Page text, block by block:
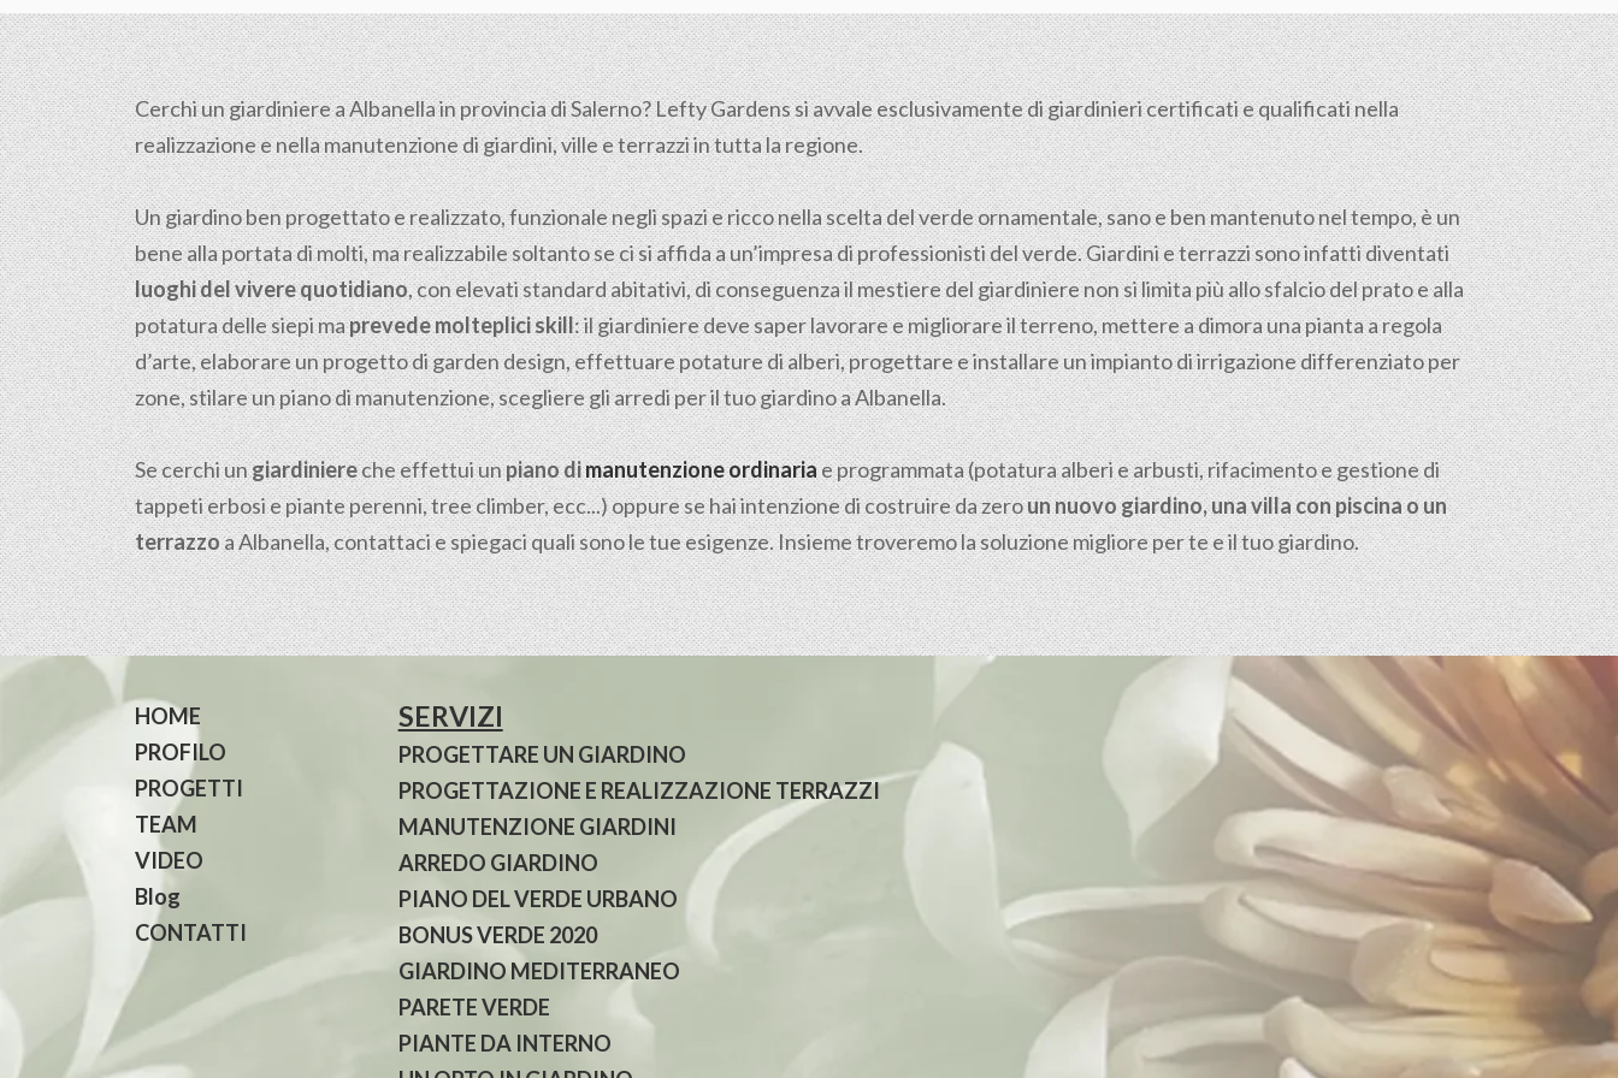
Cerchi un giardiniere a Albanella in provincia diSalerno? Lefty Gardens si avvale esclusivamente di giardinieri certificati e qualificati nella
realizzazione e nella manutenzione di giardini, ville e terrazzi in tutta la regione.
Un giardino ben progettato e realizzato, funzionale negli spazi e ricco nella scelta del verde ornamentale, sano e ben mantenuto nel tempo, è un
bene alla portata di molti, ma realizzabile soltanto se ci si affida a un’impresa di professionisti del verde. Giardini e terrazzi sono infatti diventati
luoghi del vivere quotidiano, con elevati standard abitativi, di conseguenza il mestiere del giardiniere non si limita più allo sfalcio del prato e alla
potatura delle siepi maprevede molteplici skill: il giardiniere deve saper lavorare e migliorare il terreno, mettere a dimora una pianta a regola
d’arte, elaborare un progetto di garden design, effettuare potature di alberi, progettare e installare un impianto di irrigazione differenziato per
zone, stilare un piano di manutenzione, scegliere gli arredi per il tuo giardino a Albanella.
Se cerchi ungiardiniereche effettui unpiano dimanutenzione ordinariae programmata (potatura alberi e arbusti, rifacimento e gestione di
tappeti erbosi e piante perenni, tree climber, ecc...) oppure se hai intenzione di costruire da zeroun nuovo giardino, una villa con piscina o un
terrazzoa Albanella, contattaci e spiegaci quali sono le tue esigenze. Insieme troveremo la soluzione migliore per te e il tuo giardino.
HOME
PROFILO
PROGETTI
TEAM
VIDEO
Blog
CONTATTI
SERVIZI
PROGETTARE UN GIARDINO
PROGETTAZIONE E REALIZZAZIONE TERRAZZI
MANUTENZIONE GIARDINI
ARREDO GIARDINO
PIANO DEL VERDE URBANO
BONUS VERDE 2020
GIARDINO MEDITERRANEO
PARETE VERDE
PIANTE DA INTERNO